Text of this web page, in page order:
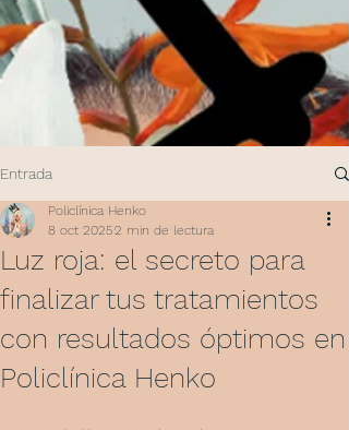
Entrada
Luz roja: el secreto para
finalizar tus tratamientos
con resultados óptimos en
Policlínica Henko
Policlínica Henko
8 oct 20252 min de lectura